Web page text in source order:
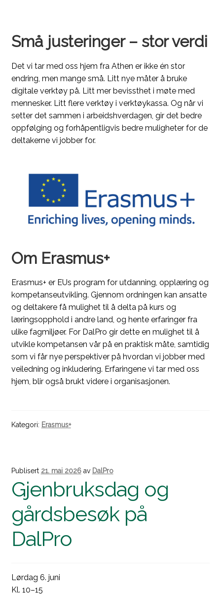
Små justeringer – stor verdi
Det vi tar med oss hjem fra Athen er ikke én stor
endring, men mange små. Litt nye måter å bruke
digitale verktøy på. Litt mer bevissthet i møte med
mennesker. Litt flere verktøy i verktøykassa. Og når vi
setter det sammen i arbeidshverdagen, gir det bedre
oppfølging og forhåpentligvis bedre muligheter for de
deltakerne vi jobber for.
Om Erasmus+
Erasmus+ er EUs program for utdanning, opplæring og
kompetanseutvikling. Gjennom ordningen kan ansatte
og deltakere få mulighet til å delta på kurs og
læringsopphold i andre land, og hente erfaringer fra
ulike fagmiljøer. For DalPro gir dette en mulighet til å
utvikle kompetansen vår på en praktisk måte, samtidig
som vi får nye perspektiver på hvordan vi jobber med
veiledning og inkludering. Erfaringene vi tar med oss
hjem, blir også brukt videre i organisasjonen.
Kategori: Erasmus+
Publisert 21. mai 2026 av DalPro
Gjenbruksdag og
gårdsbesøk på
DalPro
Lørdag 6. juni
Kl. 10–15